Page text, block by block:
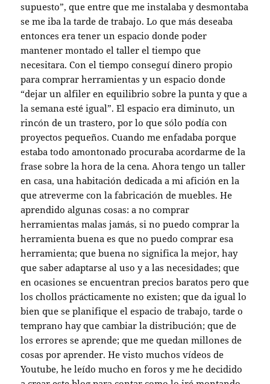
supuesto”, que entre que me instalaba y desmontaba
se me iba la tarde de trabajo. Lo que más deseaba
entonces era tener un espacio donde poder
mantener montado el taller el tiempo que
necesitara. Con el tiempo conseguí dinero propio
para comprar herramientas y un espacio donde
“dejar un alfiler en equilibrio sobre la punta y que a
la semana esté igual”. El espacio era diminuto, un
rincón de un trastero, por lo que sólo podía con
proyectos pequeños. Cuando me enfadaba porque
estaba todo amontonado procuraba acordarme de la
frase sobre la hora de la cena. Ahora tengo un taller
en casa, una habitación dedicada a mi afición en la
que atreverme con la fabricación de muebles. He
aprendido algunas cosas: a no comprar
herramientas malas jamás, si no puedo comprar la
herramienta buena es que no puedo comprar esa
herramienta; que buena no significa la mejor, hay
que saber adaptarse al uso y a las necesidades; que
en ocasiones se encuentran precios baratos pero que
los chollos prácticamente no existen; que da igual lo
bien que se planifique el espacio de trabajo, tarde o
temprano hay que cambiar la distribución; que de
los errores se aprende; que me quedan millones de
cosas por aprender. He visto muchos vídeos de
Youtube, he leído mucho en foros y me he decidido